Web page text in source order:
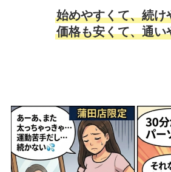
始めやすくて、続け
価格も安くて、通い